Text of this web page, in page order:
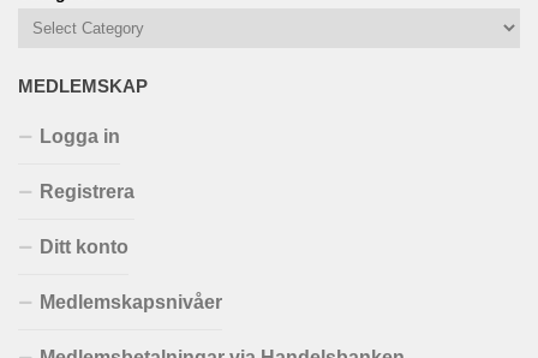
MEDLEMSKAP
Logga in
Registrera
Ditt konto
Medlemskapsnivåer